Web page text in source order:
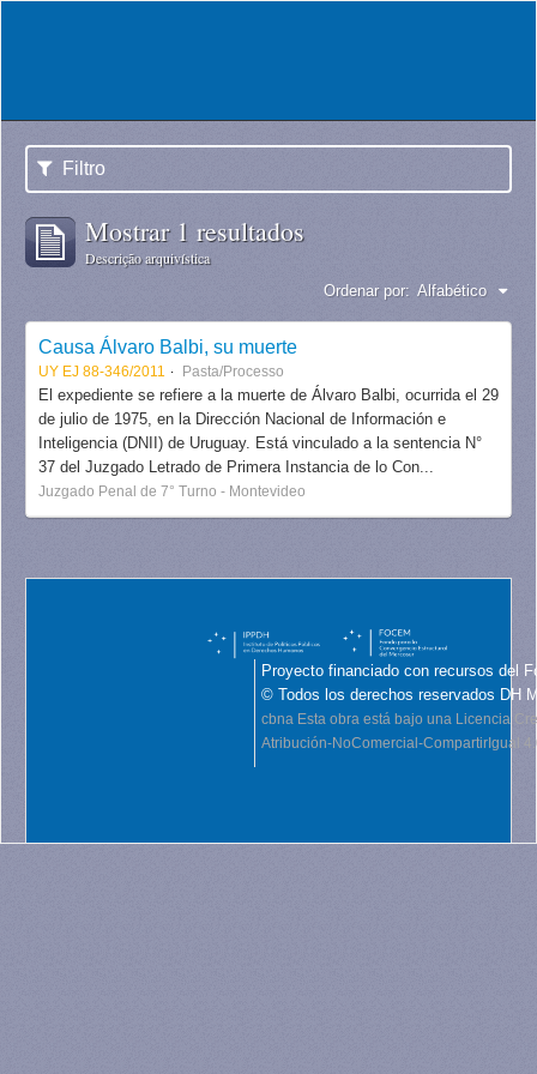
Filtro
Mostrar 1 resultados
Descrição arquivística
Ordenar por: Alfabético
Causa Álvaro Balbi, su muerte
UY EJ 88-346/2011 Pasta/Processo
El expediente se refiere a la muerte de Álvaro Balbi, ocurrida el 29
de julio de 1975, en la Dirección Nacional de Información e
Inteligencia (DNII) de Uruguay. Está vinculado a la sentencia N°
37 del Juzgado Letrado de Primera Instancia de lo Con...
Juzgado Penal de 7° Turno - Montevideo
Proyecto financiado con recursos del
© Todos los derechos reservados DH
cbna Esta obra está bajo una Licencia
Atribución-NoComercial-CompartirIgual